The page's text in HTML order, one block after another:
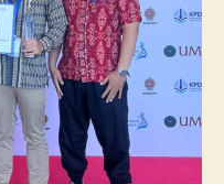
Ilmiah
Nasional
di
KPDI
XVII